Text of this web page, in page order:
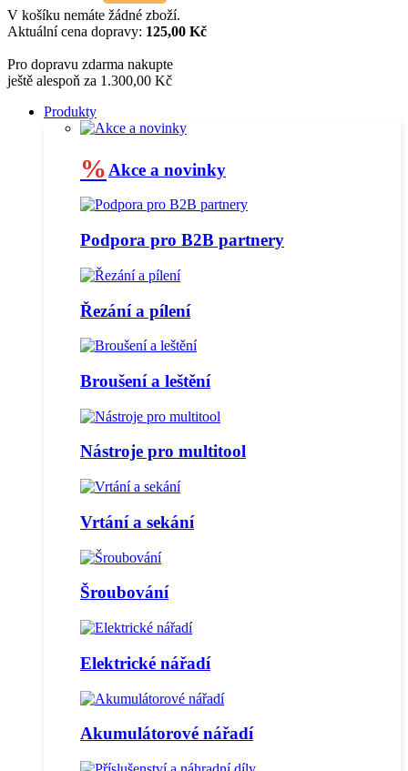
V košíku nemáte žádné zboží.
Aktuální cena dopravy: 125,00 Kč
Pro dopravu zdarma nakupte
ještě alespoň za 1.300,00 Kč
Produkty
% Akce a novinky
Podpora pro B2B partnery
Řezání a pílení
Broušení a leštění
Nástroje pro multitool
Vrtání a sekání
Šroubování
Elektrické nářadí
Akumulátorové nářadí